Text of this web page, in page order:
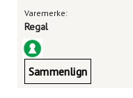
Varemerke:
Regal
Sammenlign